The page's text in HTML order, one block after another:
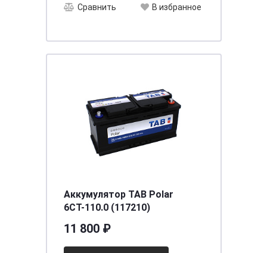
Сравнить В избранное
Аккумулятор TAB Polar
6СТ-110.0 (117210)
11 800 ₽